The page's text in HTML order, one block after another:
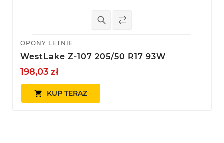
OPONY LETNIE
WestLake Z-107 205/50 R17 93W
198,03 zł
 KUP TERAZ